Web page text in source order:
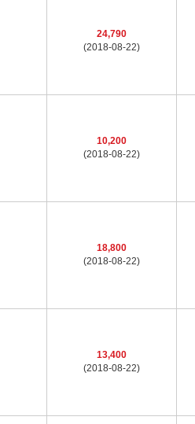
24,790
(2018-08-22)
10,200
(2018-08-22)
18,800
(2018-08-22)
13,400
(2018-08-22)